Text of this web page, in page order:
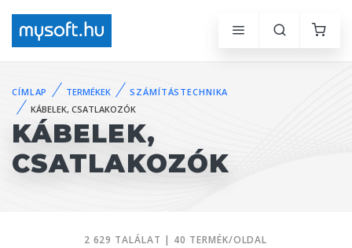
CÍMLAP TERMÉKEK
SZÁMÍTÁSTECHNIKA
KÁBELEK, CSATLAKOZÓK
KÁBELEK,
CSATLAKOZÓK
2 629 TALÁLAT | 40 TERMÉK/OLDAL